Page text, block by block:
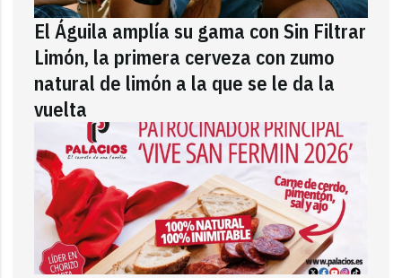
El Águila amplía su gama con Sin Filtrar
Limón, la primera cerveza con zumo
natural de limón a la que se le da la
vuelta